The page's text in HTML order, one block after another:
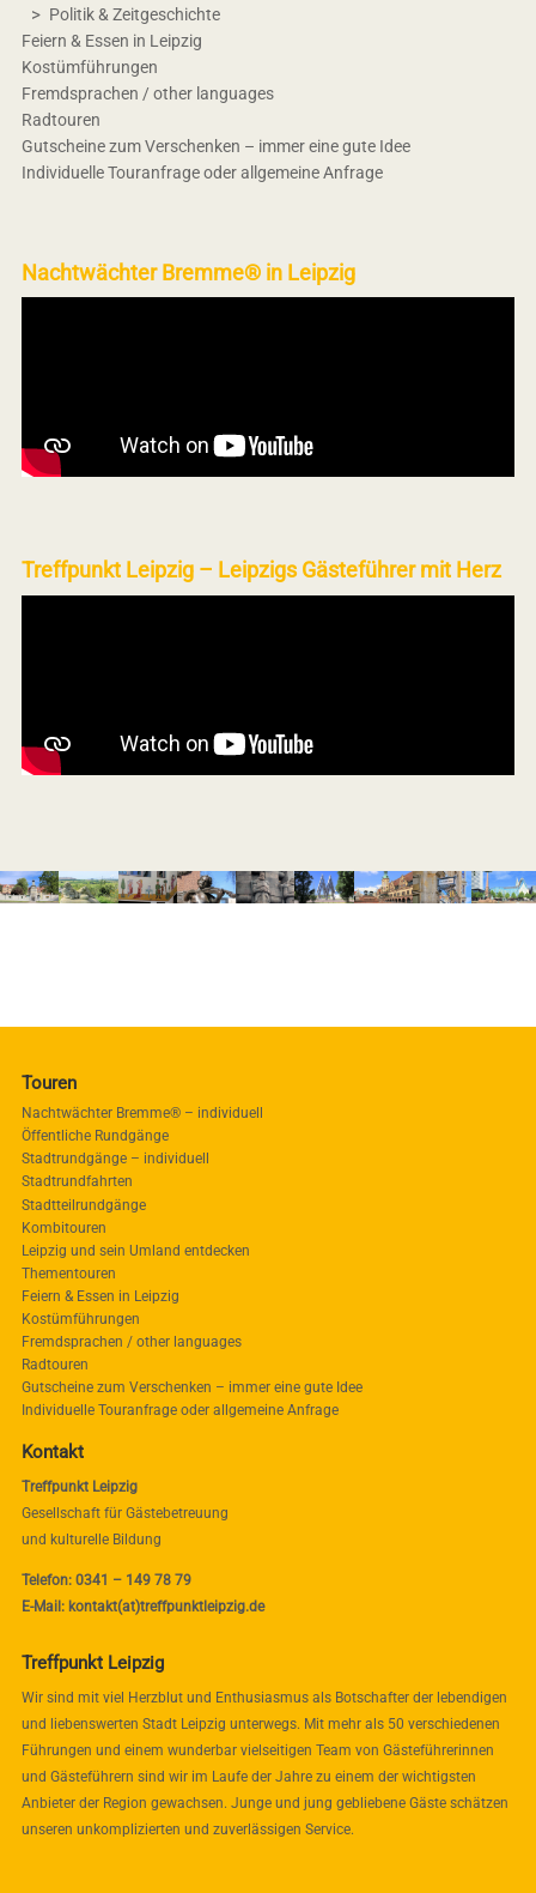
Politik & Zeitgeschichte
Feiern & Essen in Leipzig
Kostümführungen
Fremdsprachen / other languages
Radtouren
Gutscheine zum Verschenken – immer eine gute Idee
Individuelle Touranfrage oder allgemeine Anfrage
Nachtwächter Bremme® in Leipzig
Treffpunkt Leipzig – Leipzigs Gästeführer mit Herz
Touren
Nachtwächter Bremme® – individuell
Öffentliche Rundgänge
Stadtrundgänge – individuell
Stadtrundfahrten
Stadtteilrundgänge
Kombitouren
Leipzig und sein Umland entdecken
Thementouren
Feiern & Essen in Leipzig
Kostümführungen
Fremdsprachen / other languages
Radtouren
Gutscheine zum Verschenken – immer eine gute Idee
Individuelle Touranfrage oder allgemeine Anfrage
Kontakt
Treffpunkt Leipzig
Gesellschaft für Gästebetreuung
und kulturelle Bildung
Telefon: 0341 – 149 78 79
E-Mail: kontakt(at)treffpunktleipzig.de
Treffpunkt Leipzig
Wir sind mit viel Herzblut und Enthusiasmus als Botschafter der lebendigen
und liebenswerten Stadt Leipzig unterwegs. Mit mehr als 50 verschiedenen
Führungen und einem wunderbar vielseitigen Team von Gästeführerinnen
und Gästeführern sind wir im Laufe der Jahre zu einem der wichtigsten
Anbieter der Region gewachsen. Junge und jung gebliebene Gäste schätzen
unseren unkomplizierten und zuverlässigen Service.